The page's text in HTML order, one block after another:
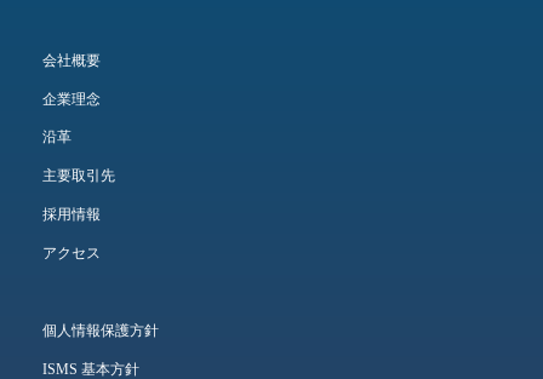
会社概要
企業理念
沿革
主要取引先
採用情報
アクセス
個人情報保護方針
ISMS 基本方針